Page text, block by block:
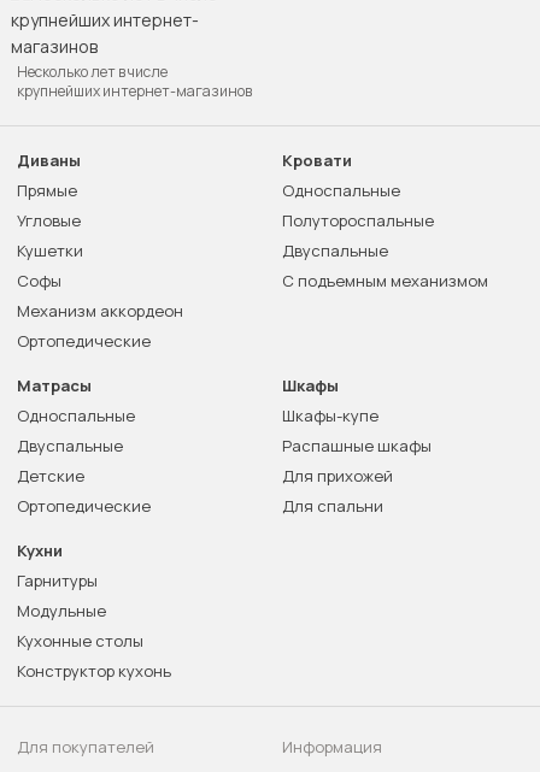
Несколько лет в числе
крупнейших интернет-магазинов
Диваны
Прямые
Угловые
Кушетки
Софы
Механизм аккордеон
Ортопедические
Кровати
Односпальные
Полутороспальные
Двуспальные
С подъемным механизмом
Матрасы
Односпальные
Двуспальные
Детские
Ортопедические
Шкафы
Шкафы-купе
Распашные шкафы
Для прихожей
Для спальни
Кухни
Гарнитуры
Модульные
Кухонные столы
Конструктор кухонь
Для покупателей
Информация